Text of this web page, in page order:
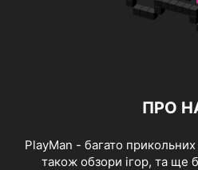
ПРО
PlayMan - багато
також обзори ігор, та ще